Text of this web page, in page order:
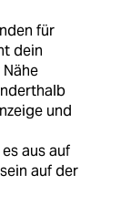
für
dein
und
aus auf
auf der